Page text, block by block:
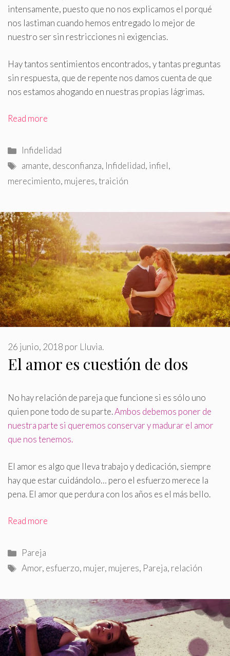
intensamente, puesto que no nos explicamos el porqué
nos lastiman cuando hemos entregado lo mejor de
nuestro ser sin restricciones ni exigencias.
Hay tantos sentimientos encontrados, y tantas preguntas
sin respuesta, que de repente nos damos cuenta de que
nos estamos ahogando en nuestras propias lágrimas.
Read more
Categorías
Infidelidad
Etiquetas
amante, desconfianza, Infidelidad, infiel,
merecimiento, mujeres,traición
El amor es cuestión de dos
26 junio, 2018 por Lluvia.
No hay relación de pareja que funcione si es sólo uno
quien pone todo de su parte.Ambos debemos poner de
nuestra parte si queremos conservar y madurar el amor
que nos tenemos.
El amor es algo que lleva trabajo y dedicación, siempre
hay que estar cuidándolo… pero el esfuerzo merece la
pena. El amor que perdura con los años es el más bello.
Read more
Categorías
Pareja
Etiquetas
Amor, esfuerzo, mujer, mujeres, Pareja, relación